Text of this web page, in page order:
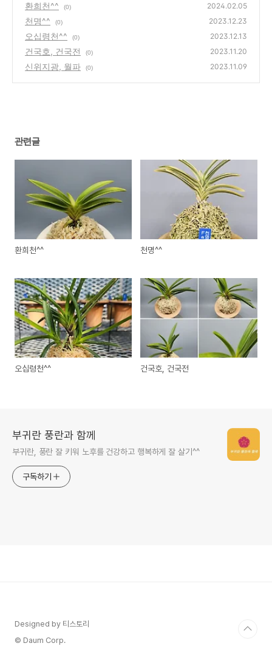
환희천^^ (0) 2024.02.05
천명^^ (0) 2023.12.23
오십령천^^ (0) 2023.12.13
건국호, 건국전 (0) 2023.11.20
신위지광, 월파 (0) 2023.11.09
관련글
환희천^^ 천명^^
오십령천^^ 건국호, 건국전
부귀란 풍란과 함께
부귀란, 풍란 잘 키워 노후를 건강하고 행복하게 잘 살기^^
구독하기
Designed by 티스토리
© Daum Corp.